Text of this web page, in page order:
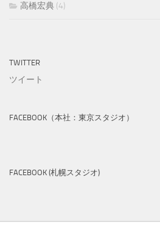
高橋宏典 (4)
TWITTER
ツイート
FACEBOOK（本社：東京スタジオ）
FACEBOOK (札幌スタジオ)